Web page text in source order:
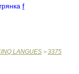
f
LANGUES > 3375